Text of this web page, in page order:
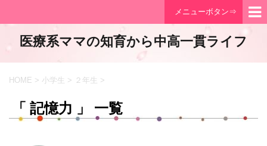
メニューボタン⇒
医療系ママの知育から中高一貫ライフ
HOME > 小学生 > ２年生 >
「 記憶力 」 一覧